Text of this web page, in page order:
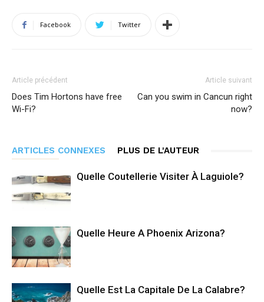
Facebook Twitter
Article précédent
Does Tim Hortons have free
Wi-Fi?
Article suivant
Can you swim in Cancun right
now?
ARTICLES CONNEXES PLUS DE L'AUTEUR
Quelle Coutellerie Visiter À Laguiole?
Quelle Heure A Phoenix Arizona?
Quelle Est La Capitale De La Calabre?